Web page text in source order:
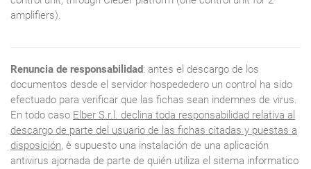
amplifiers).
Renuncia de responsabilidad: antes el descargo de los
documentos desde el servidor hospededero un control ha sido
efectuado para verificar que las fichas sean indemnes de virus.
En todo caso Elber S.r.l. declina toda responsabilidad relativa al
descargo de parte del usuario de las fichas citadas y puestas a
disposición, è supuesto una instalación de una aplicación
antivirus ajornada de parte de quién utiliza el sitema informatico